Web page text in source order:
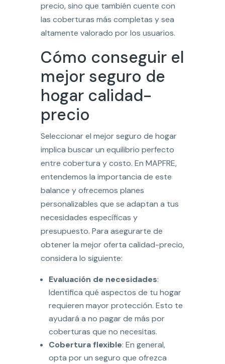
precio, sino que también cuente con
las coberturas más completas y sea
altamente valorado por los usuarios.
Cómo conseguir el
mejor seguro de
hogar calidad-
precio
Seleccionar el mejor seguro de hogar
implica buscar un equilibrio perfecto
entre cobertura y costo. En MAPFRE,
entendemos la importancia de este
balance y ofrecemos planes
personalizables que se adaptan a tus
necesidades específicas y
presupuesto. Para asegurarte de
obtener la mejor oferta calidad-precio,
considera lo siguiente:
Evaluación de necesidades:
Identifica qué aspectos de tu hogar
requieren mayor protección. Esto te
ayudará a no pagar de más por
coberturas que no necesitas.
Cobertura flexible: En general,
opta por un seguro que ofrezca